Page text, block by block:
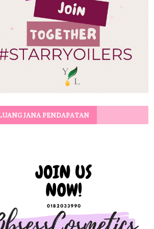
JANA PENDAPATAN